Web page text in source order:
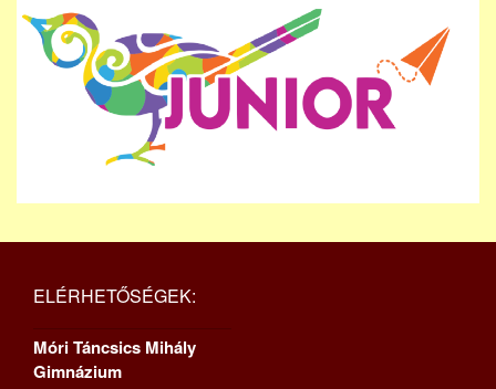
ELÉRHETŐSÉGEK:
Móri Táncsics Mihály
Gimnázium